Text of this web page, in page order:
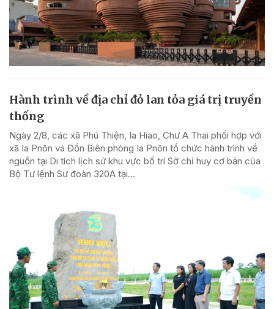
Hành trình về địa chỉ đỏ lan tỏa giá trị truyền
thống
Ngày 2/8, các xã Phú Thiện, Ia Hiao, Chư A Thai phối hợp với
xã Ia Pnôn và Đồn Biên phòng Ia Pnôn tổ chức hành trình về
nguồn tại Di tích lịch sử khu vực bố trí Sở chỉ huy cơ bản của
Bộ Tư lệnh Sư đoàn 320A tại...